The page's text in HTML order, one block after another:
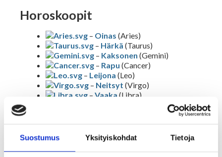
Suostumus Yksityiskohdat Tietoja
Suomalaiset etunimet
Tulkinta unesta
Nimipäivät tänään
Horoskoopit
– Oinas (Aries)
– Härkä (Taurus)
– Kaksonen (Gemini)
– Rapu (Cancer)
– Leijona (Leo)
– Neitsyt (Virgo)
– Vaaka (Libra)
(Scorpio)
(Sagittarius)
–Kauris(Capricorn)
–Vesimies
(Aquarius)
Kalat